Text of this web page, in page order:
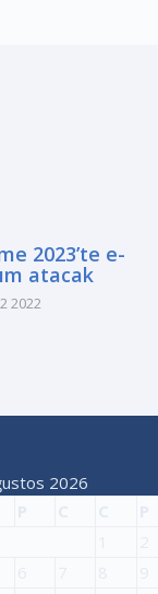
2023’te e-
atacak
2022
2026
P C C
P
1
2
6 7 8
9